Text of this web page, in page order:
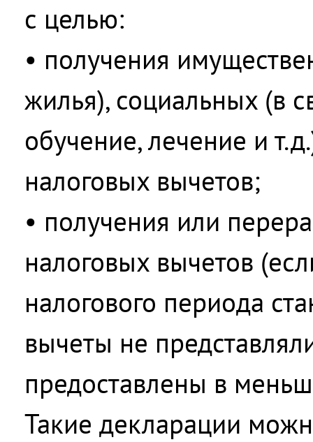
с целью:
• получения
жилья), социальных (в
обучение, лечение и
налоговых вычетов;
• получения или
налоговых вычетов
налогового периода
вычеты не
предоставлены в
Такие декларации